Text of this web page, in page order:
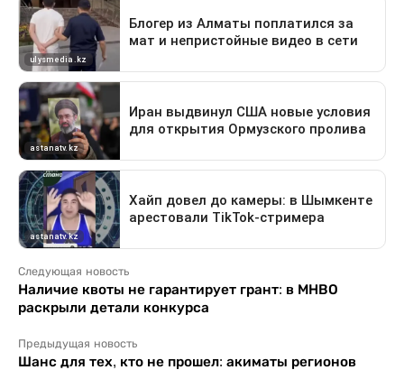
Следующая новость
Наличие квоты не гарантирует грант: в МНВО
раскрыли детали конкурса
Предыдущая новость
Шанс для тех, кто не прошел: акиматы регионов